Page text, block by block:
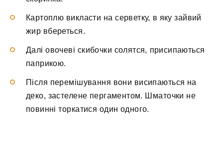
Картоплю викласти на серветку, в яку зайвий
жир вбереться.
Далі овочеві скибочки солятся, присипаються
паприкою.
Після перемішування вони висипаються на
деко, застелене пергаментом. Шматочки не
повинні торкатися один одного.